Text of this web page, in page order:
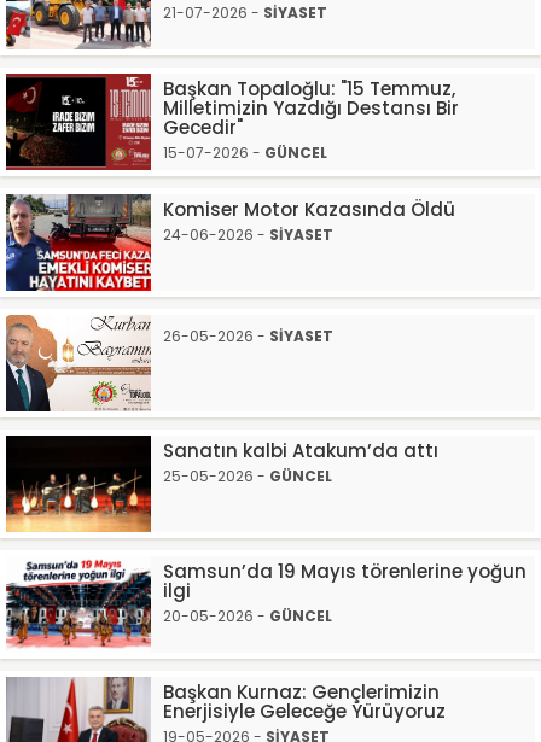
21-07-2026 - SİYASET
Başkan Topaloğlu: "15 Temmuz,
Milletimizin Yazdığı Destansı Bir
Gecedir"
15-07-2026 - GÜNCEL
Komiser Motor Kazasında Öldü
24-06-2026 - SİYASET
26-05-2026 - SİYASET
Sanatın kalbi Atakum’da attı
25-05-2026 - GÜNCEL
Samsun’da 19 Mayıs törenlerine yoğun
ilgi
20-05-2026 - GÜNCEL
Başkan Kurnaz: Gençlerimizin
Enerjisiyle Geleceğe Yürüyoruz
19-05-2026 - SİYASET